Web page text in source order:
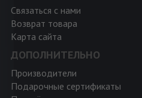
Связаться с нами
Возврат товара
Карта сайта
ДОПОЛНИТЕЛЬНО
Производители
Подарочные сертификаты